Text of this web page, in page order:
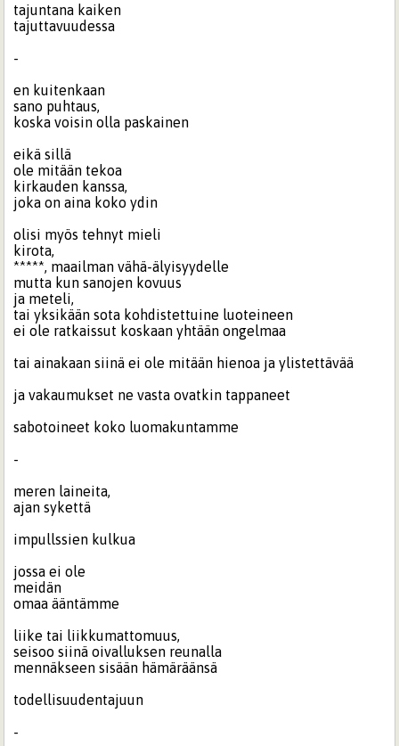
tajuntana kaiken
tajuttavuudessa
-
en kuitenkaan
sano puhtaus,
koska voisin olla paskainen
eikä sillä
ole mitään tekoa
kirkauden kanssa,
joka on aina koko ydin
olisi myös tehnyt mieli
kirota,
*****, maailman vähä-älyisyydelle
mutta kun sanojen kovuus
ja meteli,
tai yksikään sota kohdistettuine luoteineen
ei ole ratkaissut koskaan yhtään ongelmaa
tai ainakaan siinä ei ole mitään hienoa ja ylistettävää
ja vakaumukset ne vasta ovatkin tappaneet
sabotoineet koko luomakuntamme
-
meren laineita,
ajan sykettä
impullssien kulkua
jossa ei ole
meidän
omaa ääntämme
liike tai liikkumattomuus,
seisoo siinä oivalluksen reunalla
mennäkseen sisään hämäräänsä
todellisuudentajuun
-